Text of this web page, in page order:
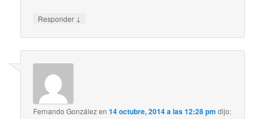
Responder ↓
Fernando Gonzálezen14 octubre, 2014 a las 12:28 pm dijo: